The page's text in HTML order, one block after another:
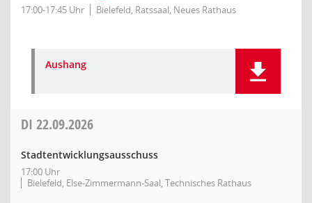
17:00-17:45 Uhr Bielefeld, Ratssaal, Neues Rathaus
Aushang
DI 22.09.2026
Stadtentwicklungsausschuss
17:00 Uhr
Bielefeld, Else-Zimmermann-Saal, Technisches Rathaus